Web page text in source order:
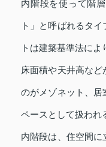
内階段を使って階
ト」と呼ばれるタ
トは建築基準法によ
床面積や天井高な
のがメゾネット、居
ペースとして扱われ
内階段は、住空間